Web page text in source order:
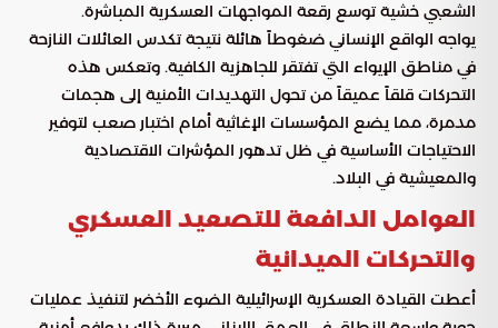
الشعبي خشية توسع رقعة المواجهات العسكرية المباشرة.
يواجه الواقع الإنساني ضغوطاً هائلة نتيجة تكدس العائلات النازحة
في مناطق الإيواء التي تفتقر للجاهزية الكافية. وتعكس هذه
التحركات قلقاً عميقاً من تحول التهديدات الأمنية إلى هجمات
مدمرة، مما يضع المؤسسات الإغاثية أمام اختبار صعب لتوفير
الاحتياجات الأساسية في ظل تدهور المؤشرات الاقتصادية
والمعيشية في البلاد.
العوامل الدافعة للتصعيد العسكري
والتحركات الميدانية
أعطت القيادة العسكرية الإسرائيلية الضوء الأخضر لتنفيذ عمليات